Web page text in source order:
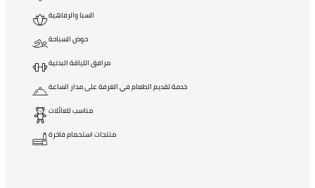
السبا والرفاهية
حوض السباحة
مرافق اللياقة البدنية
خدمة تقديم الطعام في الغرفة على مدار الساعة
مناسب للعائلات
منتجات استحمام فاخرة